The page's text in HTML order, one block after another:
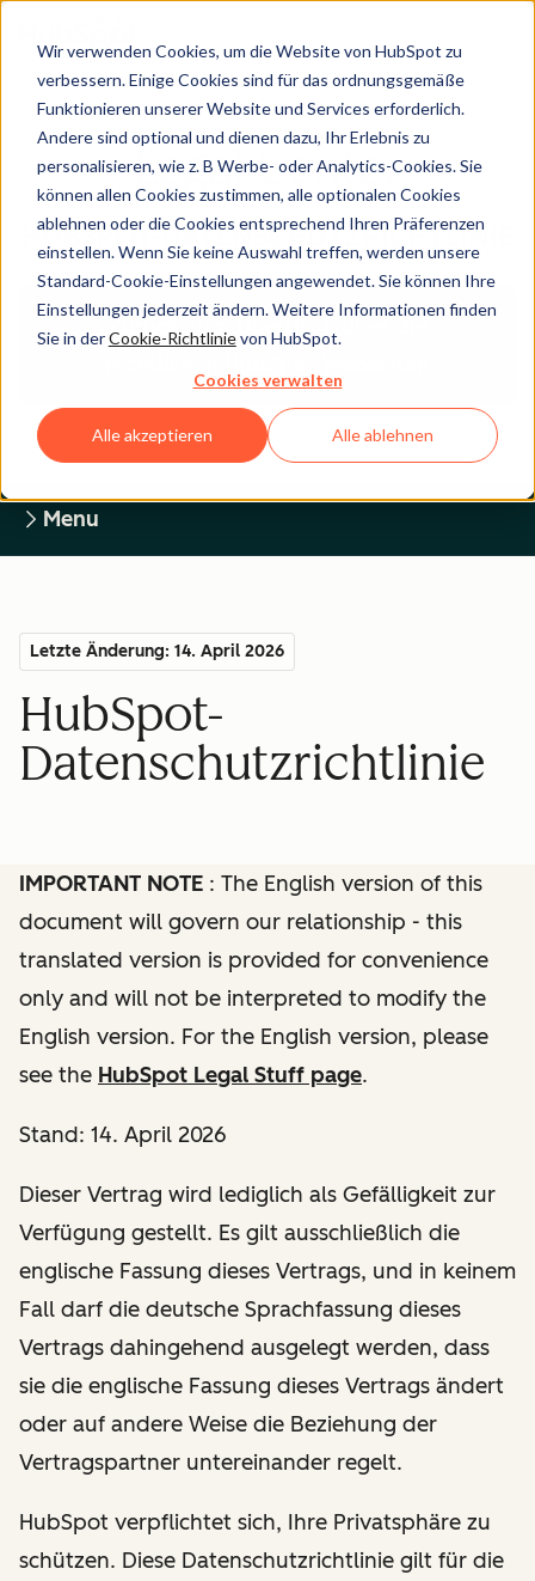
Wir verwenden Cookies, um die Website von HubSpot zu
verbessern. Einige Cookies sind für das ordnungsgemäße
Funktionieren unserer Website und Services erforderlich.
Andere sind optional und dienen dazu, Ihr Erlebnis zu
personalisieren, wie z. B Werbe- oder Analytics-Cookies. Sie
können allen Cookies zustimmen, alle optionalen Cookies
ablehnen oder die Cookies entsprechend Ihren Präferenzen
einstellen. Wenn Sie keine Auswahl treffen, werden unsere
Standard-Cookie-Einstellungen angewendet. Sie können Ihre
Einstellungen jederzeit ändern. Weitere Informationen finden
Sie in derCookie-Richtlinievon HubSpot.
Cookies verwalten
Alle akzeptieren Alle ablehnen
Legal Center
HUBSPOT-DATENSCHUTZRICHTLINIE
Zurück zum Überblick über die
Menu
Letzte Änderung: 14. April 2026
HubSpot-
Datenschutzrichtlinie
IMPORTANT NOTE : The English version of this
document will govern our relationship - this
translated version is provided for convenience
only and will not be interpreted to modify the
English version. For the English version, please
see the HubSpot Legal Stuff page.
Stand: 14. April 2026
Dieser Vertrag wird lediglich als Gefälligkeit zur
Verfügung gestellt. Es gilt ausschließlich die
englische Fassung dieses Vertrags, und in keinem
Fall darf die deutsche Sprachfassung dieses
Vertrags dahingehend ausgelegt werden, dass
sie die englische Fassung dieses Vertrags ändert
oder auf andere Weise die Beziehung der
Vertragspartner untereinander regelt.
HubSpot verpflichtet sich, Ihre Privatsphäre zu
schützen. Diese Datenschutzrichtlinie gilt für die